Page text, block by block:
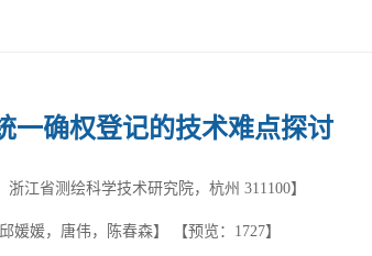
一确权登记的技术难点探讨
浙江省测绘科学技术研究院，杭州 311100】
媛媛，唐伟，陈春森】 【预览： 1727】